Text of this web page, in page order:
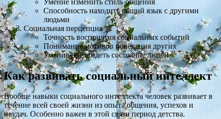
Способность находить общий язык с другими
людьми
Социальная перцепция
Точность восприятия социальных событий
Понимание мотивов поведения других
Умение предвидеть состояние людей
Как развивать социальный интеллект
Вообще навыки социального интеллекта человек развивает в
течение всей своей жизни из опыта общения, успехов и
неудач. Особенно важен в этой связи период детства.